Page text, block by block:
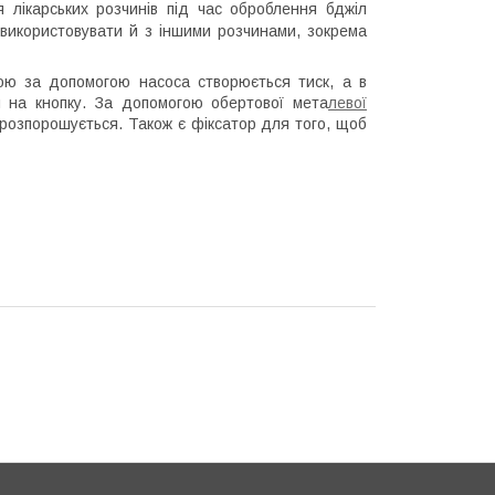
розчинів під час оброблення бджіл
й з іншими розчинами, зокрема
за допомогою насоса створюється тиск, а в
на кнопку. За допомогою обертової металевої
Також є фіксатор для того, щоб